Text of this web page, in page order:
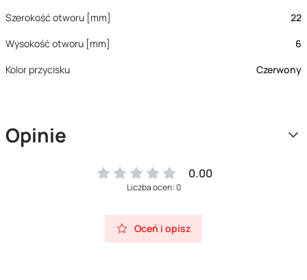
Szerokość otworu [mm]
22
Wysokość otworu [mm]
6
Kolor przycisku
Czerwony
Opinie
0.00
Liczba ocen: 0
Oceń i opisz